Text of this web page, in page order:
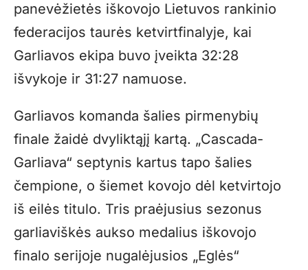
panevėžietės iškovojo Lietuvos rankinio
federacijos taurės ketvirtfinalyje, kai
Garliavos ekipa buvo įveikta 32:28
išvykoje ir 31:27 namuose.
Garliavos komanda šalies pirmenybių
finale žaidė dvyliktąjį kartą. „Cascada-
Garliava“ septynis kartus tapo šalies
čempione, o šiemet kovojo dėl ketvirtojo
iš eilės titulo. Tris praėjusius sezonus
garliaviškės aukso medalius iškovojo
finalo serijoje nugalėjusios „Eglės“